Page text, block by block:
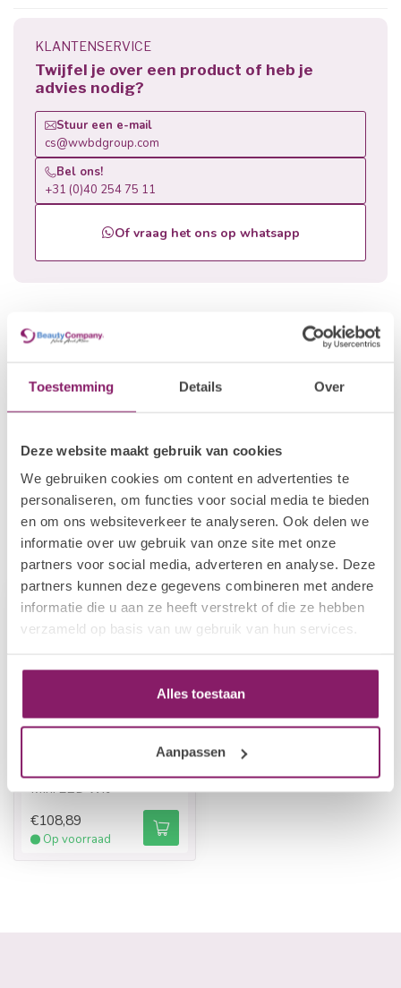
Toestemming Details Over
Deze website maakt gebruik van cookies
We gebruiken cookies om content en advertenties te
personaliseren, om functies voor social media te bieden
en om ons websiteverkeer te analyseren. Ook delen we
informatie over uw gebruik van onze site met onze
partners voor social media, adverteren en analyse. Deze
partners kunnen deze gegevens combineren met andere
informatie die u aan ze heeft verstrekt of die ze hebben
verzameld op basis van uw gebruik van hun services.
Alles toestaan
Aanpassen
KLANTENSERVICE
Twijfel je over een product of heb je
advies nodig?
Stuur een e-mail
cs@wwbdgroup.com
Bel ons!
+31 (0)40 254 75 11
Of vraag het ons op whatsapp
Op voorraad
Mini LED Zwart
Op voorraad
Recent bekeken
Mini LED Wit
€108,89
Op voorraad